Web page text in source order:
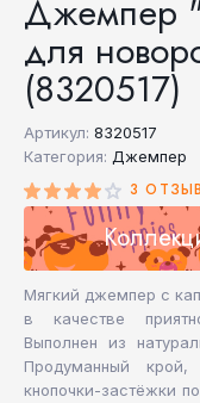
Джемпер
для
(8320517)
Артикул: 8320517
Категория: Джемпер
3
Мягкий джемпер с
в качестве
Выполнен из
Продуманный
кнопочки-застёжки